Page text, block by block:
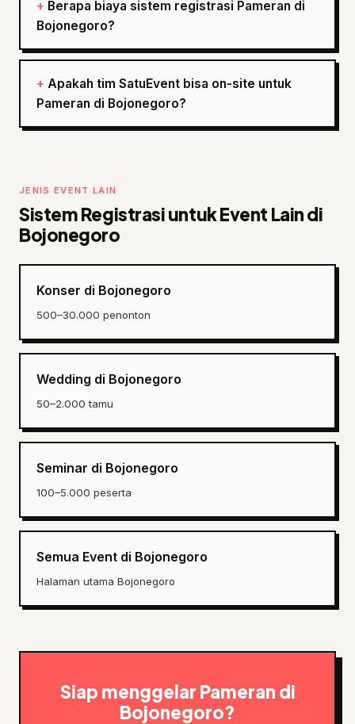
Berapa biaya sistem registrasi Pameran di
Bojonegoro?
Apakah tim SatuEvent bisa on-site untuk
Pameran di Bojonegoro?
JENIS EVENT LAIN
Sistem Registrasi untuk Event Lain di
Bojonegoro
Konser di Bojonegoro
500–30.000 penonton
Wedding di Bojonegoro
50–2.000 tamu
Seminar di Bojonegoro
100–5.000 peserta
Semua Event di Bojonegoro
Halaman utama Bojonegoro
Siap menggelar Pameran di
Bojonegoro?